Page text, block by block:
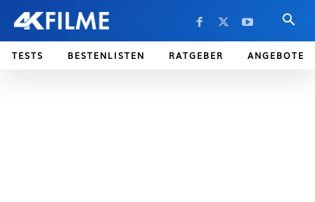
TESTS BESTENLISTEN RATGEBER ANGEBOTE